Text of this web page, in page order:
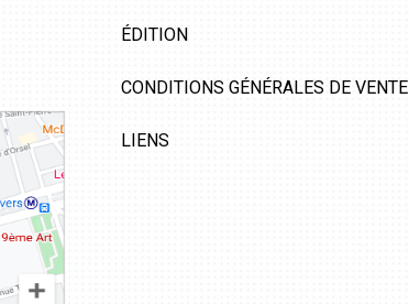
ÉDITION
CONDITIONS GÉNÉRALES DE VENTE
LIENS